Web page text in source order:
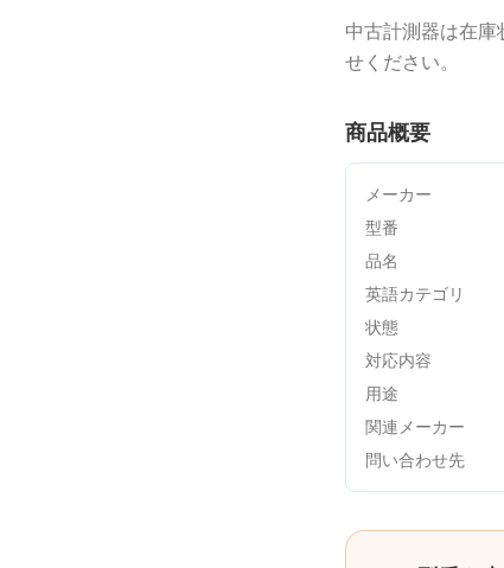
中古計測器は在
せください。
商品概要
メーカー
型番
品名
英語カテゴリ
状態
対応内容
用途
関連メーカー
問い合わせ先